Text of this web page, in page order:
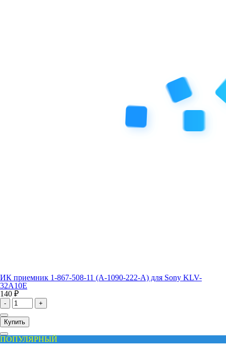
ИК приемник 1-867-508-11 (A-1090-222-A) для Sony KLV-
32A10E
140 ₽
- +
Купить
ПОПУЛЯРНЫЙ